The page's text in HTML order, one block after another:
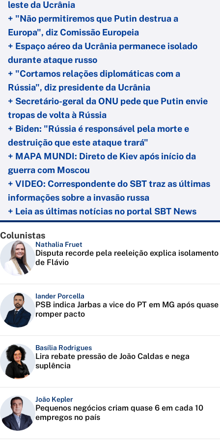
leste da Ucrânia
+ "Não permitiremos que Putin destrua a
Europa", diz Comissão Europeia
+ Espaço aéreo da Ucrânia permanece isolado
durante ataque russo
+ "Cortamos relações diplomáticas com a
Rússia", diz presidente da Ucrânia
+ Secretário-geral da ONU pede que Putin envie
tropas de volta à Rússia
+ Biden: "Rússia é responsável pela morte e
destruição que este ataque trará"
+ MAPA MUNDI: Direto de Kiev após início da
guerra com Moscou
+ VIDEO: Correspondente do SBT traz as últimas
informações sobre a invasão russa
+ Leia as últimas notícias no portal SBT News
Colunistas
Nathalia Fruet
Disputa recorde pela reeleição explica isolamento
de Flávio
Iander Porcella
PSB indica Jarbas a vice do PT em MG após quase
romper pacto
Basília Rodrigues
Lira rebate pressão de João Caldas e nega
suplência
João Kepler
Pequenos negócios criam quase 6 em cada 10
empregos no país